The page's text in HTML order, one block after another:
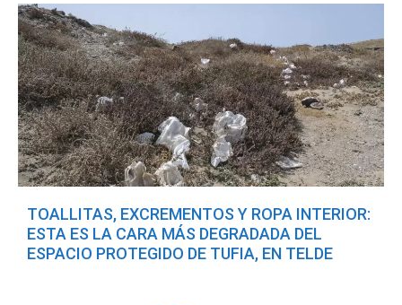
TOALLITAS, EXCREMENTOS Y ROPA INTERIOR:
ESTA ES LA CARA MÁS DEGRADADA DEL
ESPACIO PROTEGIDO DE TUFIA, EN TELDE